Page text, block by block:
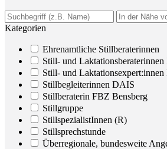
Kategorien
Ehrenamtliche Stillberaterinnen
Still- und
Still- und Laktationsexpert:innen
Stillbegleiterinnen DAIS
Stillberaterin FBZ Bensberg
Stillgruppe
StillspezialistInnen (R)
Stillsprechstunde
Überregionale, bundesweite